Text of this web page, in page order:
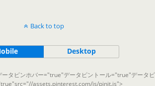
Back to top
Desktop
ータピンホバー="true"データピントール="true"データピ
assets.pinterest.com/js/pinit.js">